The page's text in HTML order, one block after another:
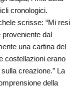
cronologici.
scrisse: “Mi resi
dal
una cartina del
costellazioni erano
creazione.” La
della